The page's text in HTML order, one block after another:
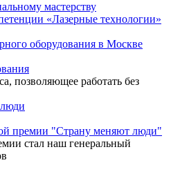
мастерству
«Лазерные технологии»
позволяющее работать без
премии "Страну меняют люди"
стал наш генеральный